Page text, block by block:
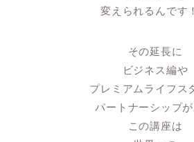
変えられるんです
その延長に
ビジネス編や
プレミアムライフス
パートナーシップ
この講座は